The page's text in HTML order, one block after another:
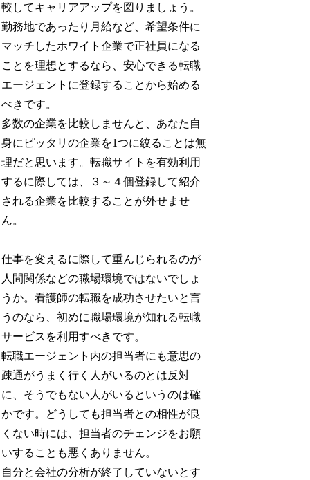
較してキャリアアップを図りましょう。
勤務地であったり月給など、希望条件に
マッチしたホワイト企業で正社員になる
ことを理想とするなら、安心できる転職
エージェントに登録することから始める
べきです。
多数の企業を比較しませんと、あなた自
身にピッタリの企業を1つに絞ることは無
理だと思います。転職サイトを有効利用
するに際しては、３～４個登録して紹介
される企業を比較することが外せませ
ん。
仕事を変えるに際して重んじられるのが
人間関係などの職場環境ではないでしょ
うか。看護師の転職を成功させたいと言
うのなら、初めに職場環境が知れる転職
サービスを利用すべきです。
転職エージェント内の担当者にも意思の
疎通がうまく行く人がいるのとは反対
に、そうでもない人がいるというのは確
かです。どうしても担当者との相性が良
くない時には、担当者のチェンジをお願
いすることも悪くありません。
自分と会社の分析が終了していないとす